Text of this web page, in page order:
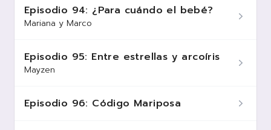
Episodio 94: ¿Para cuándo el bebé?
Mariana y Marco
Episodio 95: Entre estrellas y arcoíris
Mayzen
Episodio 96: Código Mariposa